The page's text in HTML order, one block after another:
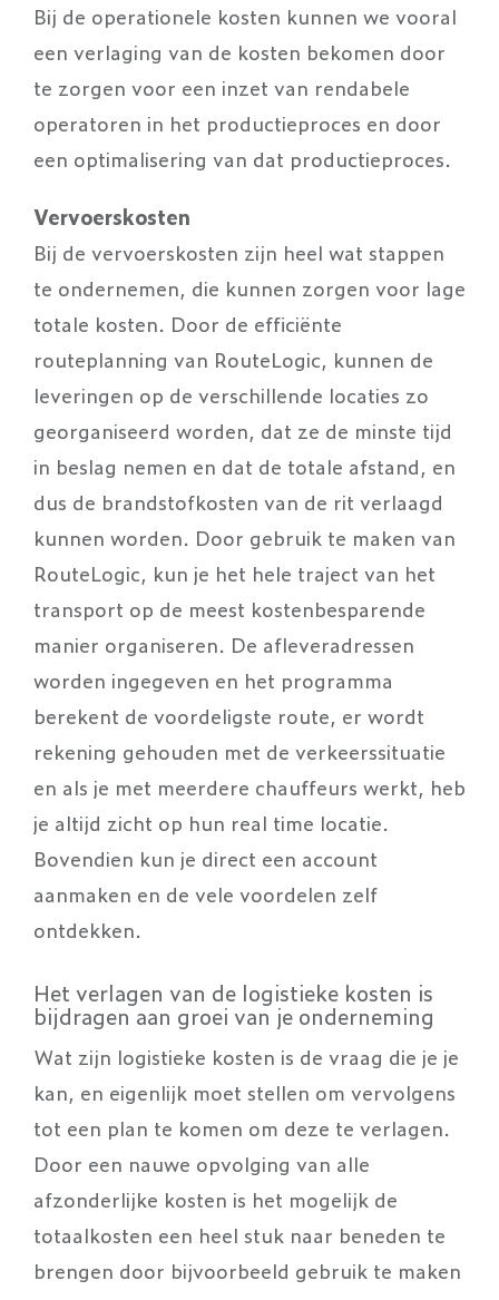
Bij de operationele kosten kunnen we vooral
een verlaging van de kosten bekomen door
te zorgen voor een inzet van rendabele
operatoren in het productieproces en door
een optimalisering van dat productieproces.
Vervoerskosten
Bij de vervoerskosten zijn heel wat stappen
te ondernemen, die kunnen zorgen voor lage
totale kosten. Door de efficiënte
routeplanning van RouteLogic, kunnen de
leveringen op de verschillende locaties zo
georganiseerd worden, dat ze de minste tijd
in beslag nemen en dat de totale afstand, en
dus de brandstofkosten van de rit verlaagd
kunnen worden. Door gebruik te maken van
RouteLogic, kun je het hele traject van het
transport op de meest kostenbesparende
manier organiseren. De afleveradressen
worden ingegeven en het programma
berekent de voordeligste route, er wordt
rekening gehouden met de verkeerssituatie
en als je met meerdere chauffeurs werkt, heb
je altijd zicht op hun real time locatie.
Bovendien kun je direct een account
aanmaken en de vele voordelen zelf
ontdekken.
Het verlagen van de logistieke kosten is
bijdragen aan groei van je onderneming
Wat zijn logistieke kosten is de vraag die je je
kan, en eigenlijk moet stellen om vervolgens
tot een plan te komen om deze te verlagen.
Door een nauwe opvolging van alle
afzonderlijke kosten is het mogelijk de
totaalkosten een heel stuk naar beneden te
brengen door bijvoorbeeld gebruik te maken